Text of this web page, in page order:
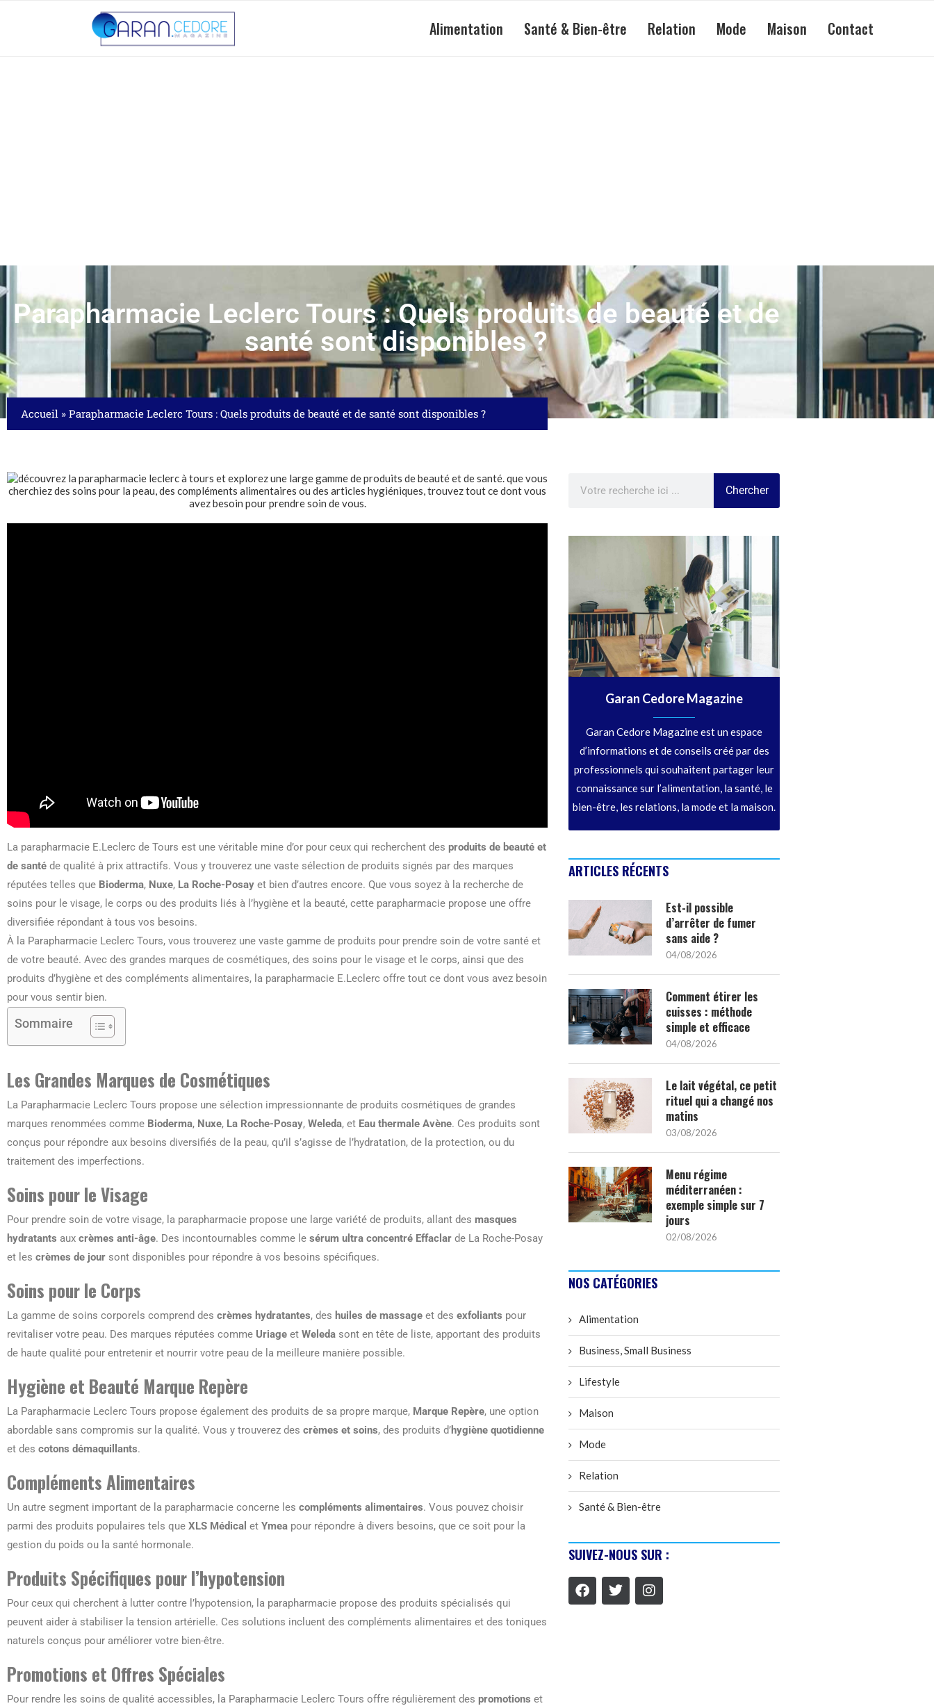
Alimentation Santé & Bien-être Relation Mode Maison Contact
Parapharmacie Leclerc Tours : Quels produits de beauté et de
santé sont disponibles ?
Accueil » Parapharmacie Leclerc Tours : Quels produits de beauté et de santé sont disponibles ?
La parapharmacie E.Leclerc de Tours est une véritable mine d’or pour ceux qui recherchent des produits de beauté et
de santé de qualité à prix attractifs. Vous y trouverez une vaste sélection de produits signés par des marques
réputées telles que Bioderma, Nuxe, La Roche-Posay et bien d’autres encore. Que vous soyez à la recherche de
soins pour le visage, le corps ou des produits liés à l’hygiène et la beauté, cette parapharmacie propose une offre
diversifiée répondant à tous vos besoins.
À la Parapharmacie Leclerc Tours, vous trouverez une vaste gamme de produits pour prendre soin de votre santé et
de votre beauté. Avec des grandes marques de cosmétiques, des soins pour le visage et le corps, ainsi que des
produits d’hygiène et des compléments alimentaires, la parapharmacie E.Leclerc offre tout ce dont vous avez besoin
pour vous sentir bien.
Sommaire
Les Grandes Marques de Cosmétiques
La Parapharmacie Leclerc Tours propose une sélection impressionnante de produits cosmétiques de grandes
marques renommées comme Bioderma, Nuxe, La Roche-Posay, Weleda, et Eau thermale Avène. Ces produits sont
conçus pour répondre aux besoins diversifiés de la peau, qu’il s’agisse de l’hydratation, de la protection, ou du
traitement des imperfections.
Soins pour le Visage
Pour prendre soin de votre visage, la parapharmacie propose une large variété de produits, allant des masques
hydratants aux crèmes anti-âge. Des incontournables comme le sérum ultra concentré Effaclar de La Roche-Posay
et les crèmes de jour sont disponibles pour répondre à vos besoins spécifiques.
Soins pour le Corps
La gamme de soins corporels comprend des crèmes hydratantes, des huiles de massage et des exfoliants pour
revitaliser votre peau. Des marques réputées comme Uriage et Weleda sont en tête de liste, apportant des produits
de haute qualité pour entretenir et nourrir votre peau de la meilleure manière possible.
Hygiène et Beauté Marque Repère
La Parapharmacie Leclerc Tours propose également des produits de sa propre marque, Marque Repère, une option
abordable sans compromis sur la qualité. Vous y trouverez des crèmes et soins, des produits d’hygiène quotidienne
et des cotons démaquillants.
Compléments Alimentaires
Un autre segment important de la parapharmacie concerne les compléments alimentaires. Vous pouvez choisir
parmi des produits populaires tels que XLS Médical et Ymea pour répondre à divers besoins, que ce soit pour la
gestion du poids ou la santé hormonale.
Produits Spécifiques pour l’hypotension
Pour ceux qui cherchent à lutter contre l’hypotension, la parapharmacie propose des produits spécialisés qui
peuvent aider à stabiliser la tension artérielle. Ces solutions incluent des compléments alimentaires et des toniques
naturels conçus pour améliorer votre bien-être.
Promotions et Offres Spéciales
Pour rendre les soins de qualité accessibles, la Parapharmacie Leclerc Tours offre régulièrement des promotions et
Chercher
Garan Cedore Magazine
Garan Cedore Magazine est un espace
d’informations et de conseils créé par des
professionnels qui souhaitent partager leur
connaissance sur l’alimentation, la santé, le
bien-être, les relations, la mode et la maison.
ARTICLES RÉCENTS
Est-il possible
d’arrêter de fumer
sans aide ?
04/08/2026
Comment étirer les
cuisses : méthode
simple et efficace
04/08/2026
Le lait végétal, ce petit
rituel qui a changé nos
matins
03/08/2026
Menu régime
méditerranéen :
exemple simple sur 7
jours
02/08/2026
NOS CATÉGORIES
Alimentation
Business, Small Business
Lifestyle
Maison
Mode
Relation
Santé & Bien-être
SUIVEZ-NOUS SUR :